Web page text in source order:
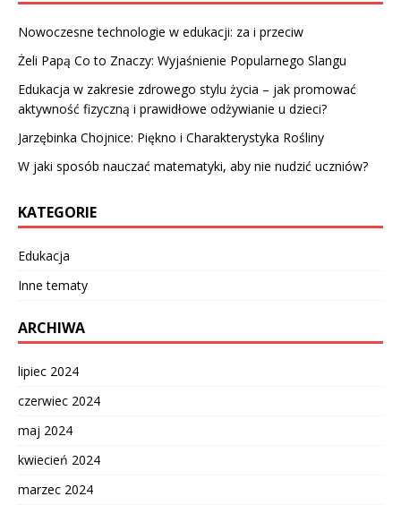
Nowoczesne technologie w edukacji: za i przeciw
Żeli Papą Co to Znaczy: Wyjaśnienie Popularnego Slangu
Edukacja w zakresie zdrowego stylu życia – jak promować
aktywność fizyczną i prawidłowe odżywianie u dzieci?
Jarzębinka Chojnice: Piękno i Charakterystyka Rośliny
W jaki sposób nauczać matematyki, aby nie nudzić uczniów?
KATEGORIE
Edukacja
Inne tematy
ARCHIWA
lipiec 2024
czerwiec 2024
maj 2024
kwiecień 2024
marzec 2024